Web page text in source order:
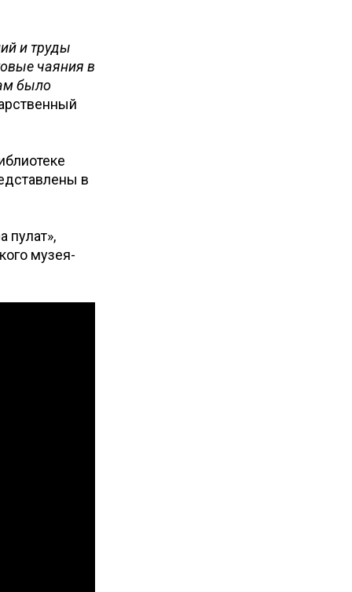
и труды
чаяния в
было
в
пулат»,
музея-